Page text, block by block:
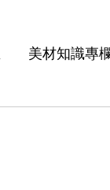
美材知識專